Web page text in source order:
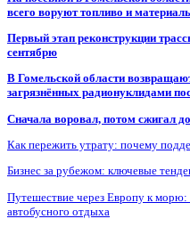
всего воруют топливо и
Первый этап реконструкции
сентябрю
В Гомельской области
загрязнённых радионуклидами
Сначала воровал, потом сжигал
Как пережить утрату: почему
Бизнес за рубежом: ключевые
Путешествие через Европу к
автобусного отдыха